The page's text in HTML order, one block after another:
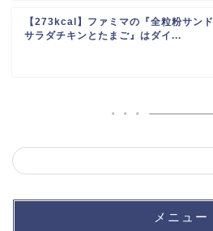
【273kcal】ファミマの『全粒粉サンド
サラダチキンとたまご』はダイ...
メニュー